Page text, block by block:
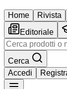
Home Rivista
Editoriale
Cerca
Accedi